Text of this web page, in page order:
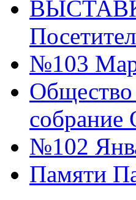
№103
собрание
№102
Памяти